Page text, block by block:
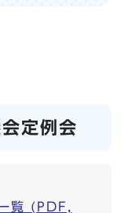
定例会
覧 (PDF,